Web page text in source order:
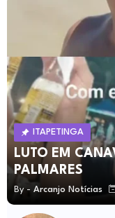
ITAPETINGA
LUTO EM
PALMARES
By - Arcanjo Notícias